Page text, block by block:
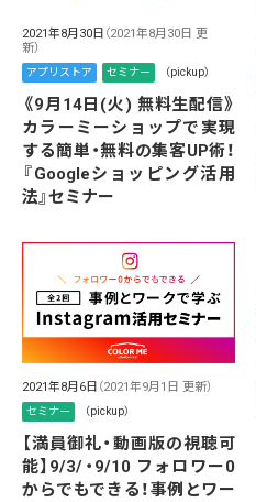
2021年8月30日 （2021年8月30日 更
新）
アプリストア セミナー （pickup）
《9月14日(火) 無料生配信》
カラーミーショップで実現
する簡単・無料の集客UP術！
『Googleショッピング活用
法』セミナー
2021年8月6日 （2021年9月1日 更新）
セミナー （pickup）
【満員御礼・動画版の視聴可
能】9/3/・9/10 フォロワー0
からでもできる！事例とワー